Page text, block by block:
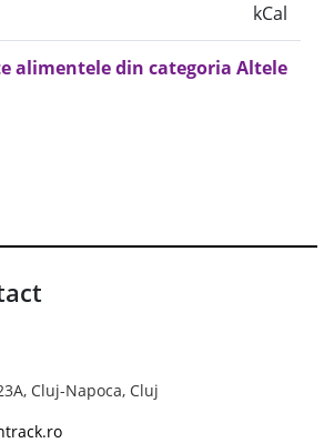
kCal
alimentele din categoria Altele
Cluj-Napoca, Cluj